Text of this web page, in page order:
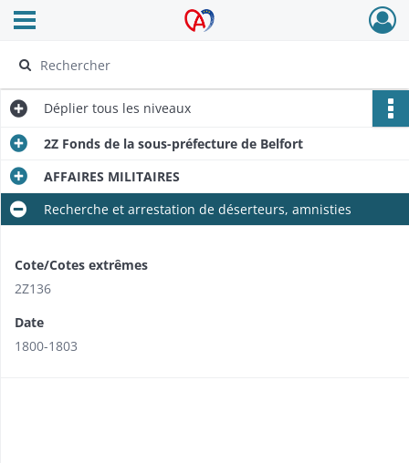
Archives Alsace - Colmar
Ouvrir le menu déroulant
Déplier tous les niveaux
2Z Fonds de la sous-préfecture de Belfort
AFFAIRES MILITAIRES
Recherche et arrestation de déserteurs, amnisties
Cote/Cotes extrêmes
2Z136
Date
1800-1803